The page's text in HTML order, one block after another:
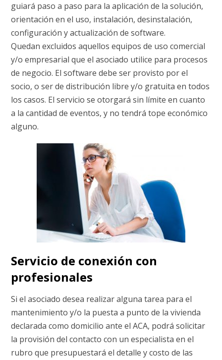
guiará paso a paso para la aplicación de la solución,
orientación en el uso, instalación, desinstalación,
configuración y actualización de software.
Quedan excluidos aquellos equipos de uso comercial
y/o empresarial que el asociado utilice para procesos
de negocio. El software debe ser provisto por el
socio, o ser de distribución libre y/o gratuita en todos
los casos. El servicio se otorgará sin límite en cuanto
a la cantidad de eventos, y no tendrá tope económico
alguno.
Servicio de conexión con
profesionales
Si el asociado desea realizar alguna tarea para el
mantenimiento y/o la puesta a punto de la vivienda
declarada como domicilio ante el ACA, podrá solicitar
la provisión del contacto con un especialista en el
rubro que presupuestará el detalle y costo de las